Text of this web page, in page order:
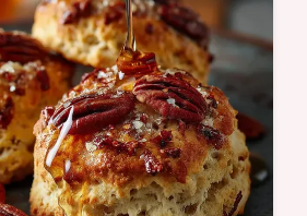
moelleux Un délice…